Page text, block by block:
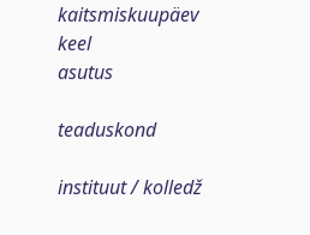
kaitsmiskuupäev
keel
asutus
teaduskond
instituut / kolledž